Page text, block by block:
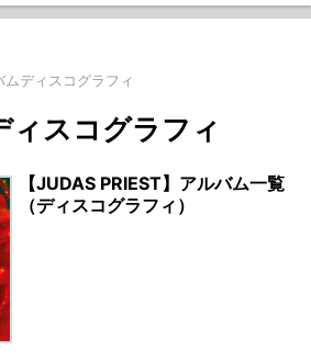
ムディスコグラフィ
ィスコグラフィ
【JUDAS PRIEST】アルバム一覧
（ディスコグラフィ）